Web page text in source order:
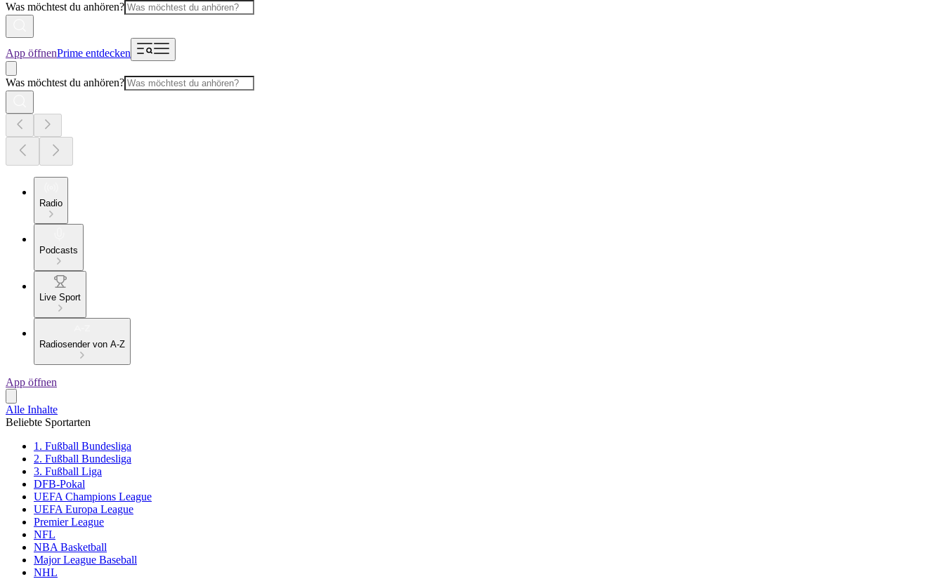
Was möchtest du anhören?
App öffnenPrime entdecken
Was möchtest du anhören?
Radio
Podcasts
Live Sport
Radiosender von A-Z
App öffnen
Alle Inhalte
Beliebte Sportarten
1. Fußball Bundesliga
2. Fußball Bundesliga
3. Fußball Liga
DFB-Pokal
UEFA Champions League
UEFA Europa League
Premier League
NFL
NBA Basketball
Major League Baseball
NHL